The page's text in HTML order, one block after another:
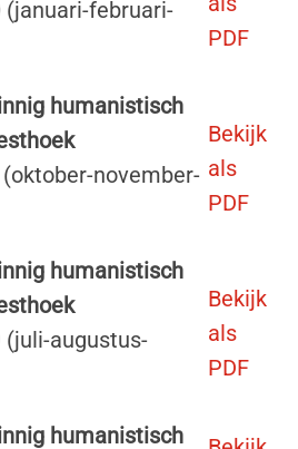
(januari-februari-
PDF
humanistisch
november-
Bekijk
als
PDF
humanistisch
(juli-augustus-
Bekijk
als
PDF
humanistisch